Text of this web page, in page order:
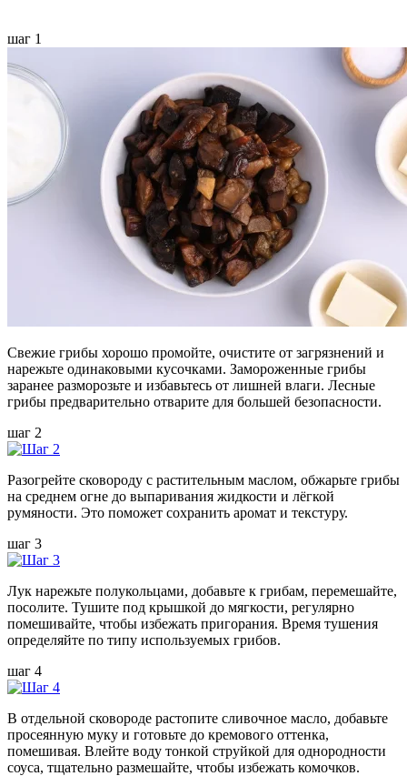
шаг 1
Свежие грибы хорошо промойте, очистите от загрязнений и
нарежьте одинаковыми кусочками. Замороженные грибы
заранее разморозьте и избавьтесь от лишней влаги. Лесные
грибы предварительно отварите для большей безопасности.
шаг 2
Разогрейте сковороду с растительным маслом, обжарьте грибы
на среднем огне до выпаривания жидкости и лёгкой
румяности. Это поможет сохранить аромат и текстуру.
шаг 3
Лук нарежьте полукольцами, добавьте к грибам, перемешайте,
посолите. Тушите под крышкой до мягкости, регулярно
помешивайте, чтобы избежать пригорания. Время тушения
определяйте по типу используемых грибов.
шаг 4
В отдельной сковороде растопите сливочное масло, добавьте
просеянную муку и готовьте до кремового оттенка,
помешивая. Влейте воду тонкой струйкой для однородности
соуса, тщательно размешайте, чтобы избежать комочков.